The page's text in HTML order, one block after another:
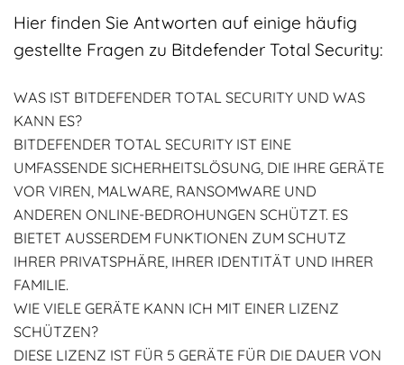
Hier finden Sie Antworten auf einige häufig
gestellte Fragen zu Bitdefender Total Security:
WAS IST BITDEFENDER TOTAL SECURITY UND WAS
KANN ES?
BITDEFENDER TOTAL SECURITY IST EINE
UMFASSENDE SICHERHEITSLÖSUNG, DIE IHRE GERÄTE
VOR VIREN, MALWARE, RANSOMWARE UND
ANDEREN ONLINE-BEDROHUNGEN SCHÜTZT. ES
BIETET AUSSERDEM FUNKTIONEN ZUM SCHUTZ I
HRER PRIVATSPHÄRE, IHRER IDENTITÄT UND IHRER F
AMILIE.
WIE VIELE GERÄTE KANN ICH MIT EINER LIZENZ
SCHÜTZEN?
DIESE LIZENZ IST FÜR 5 GERÄTE FÜR DIE DAUER VON